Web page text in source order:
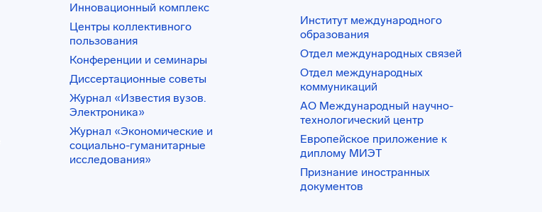
Инновационный комплекс
Центры коллективного
пользования
Конференции и семинары
Диссертационные советы
Журнал «Известия вузов.
Электроника»
Журнал «Экономические и
социально-гуманитарные
исследования»
Институт международного
образования
Отдел международных связей
Отдел международных
коммуникаций
АО Международный научно-
технологический центр
Европейское приложение к
диплому МИЭТ
Признание иностранных
документов